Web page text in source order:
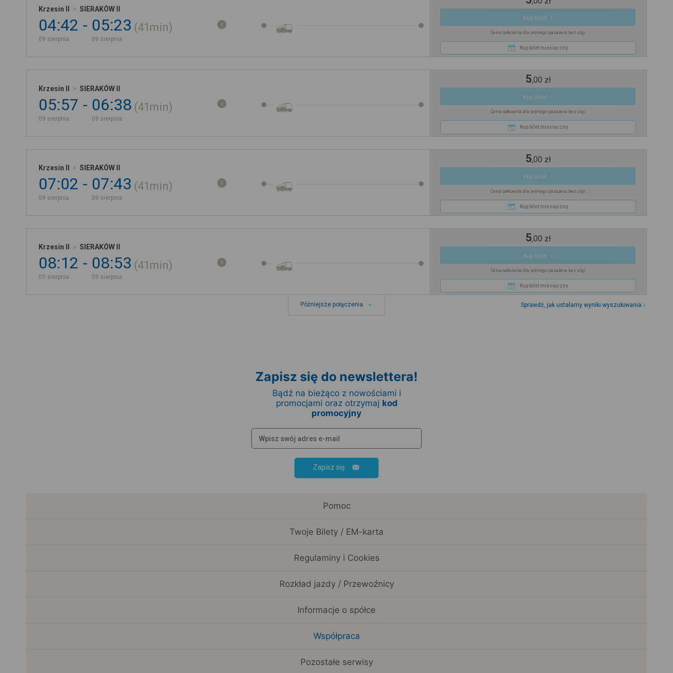
Krzesin II SIERAKÓW II
04:42
09 sierpnia
05:23
09 sierpnia
41min
Kup Bilet
Cena całkowita dla jednego pasażera bez ulgi
Kup bilet miesięczny
Krzesin II SIERAKÓW II
05:57
09 sierpnia
06:38
09 sierpnia
41min
5,00 zł
Kup Bilet
Cena całkowita dla jednego pasażera bez ulgi
Kup bilet miesięczny
Krzesin II SIERAKÓW II
07:02
09 sierpnia
07:43
09 sierpnia
41min
5,00 zł
Kup Bilet
Cena całkowita dla jednego pasażera bez ulgi
Kup bilet miesięczny
Krzesin II SIERAKÓW II
08:12
09 sierpnia
08:53
09 sierpnia
41min
5,00 zł
Kup Bilet
Cena całkowita dla jednego pasażera bez ulgi
Kup bilet miesięczny
Późniejsze połączenia Sprawdź, jak ustalamy wyniki wyszukiwania
Zapisz się do newslettera!
Bądź na bieżąco z nowościami i
promocjami oraz otrzymaj kod
promocyjny
Zapisz się
Pomoc
Twoje Bilety / EM-karta
Regulaminy i Cookies
Rozkład jazdy / Przewoźnicy
Informacje o spółce
Współpraca
Pozostałe serwisy